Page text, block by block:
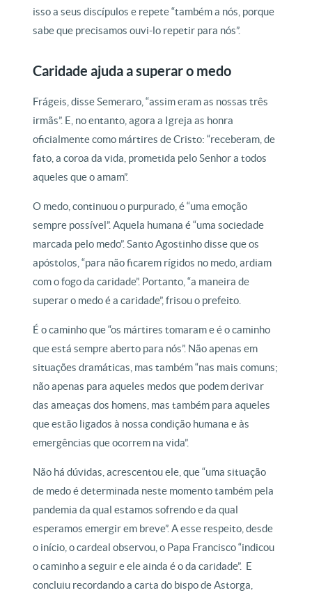
isso a seus discípulos e repete “também a nós, porque
sabe que precisamos ouvi-lo repetir para nós”.
Caridade ajuda a superar o medo
Frágeis, disse Semeraro, “assim eram as nossas três
irmãs”. E, no entanto, agora a Igreja as honra
oficialmente como mártires de Cristo: “receberam, de
fato, a coroa da vida, prometida pelo Senhor a todos
aqueles que o amam”.
O medo, continuou o purpurado, é “uma emoção
sempre possível”. Aquela humana é “uma sociedade
marcada pelo medo”. Santo Agostinho disse que os
apóstolos, “para não ficarem rígidos no medo, ardiam
com o fogo da caridade”. Portanto, “a maneira de
superar o medo é a caridade”, frisou o prefeito.
É o caminho que “os mártires tomaram e é o caminho
que está sempre aberto para nós”. Não apenas em
situações dramáticas, mas também “nas mais comuns;
não apenas para aqueles medos que podem derivar
das ameaças dos homens, mas também para aqueles
que estão ligados à nossa condição humana e às
emergências que ocorrem na vida”.
Não há dúvidas, acrescentou ele, que “uma situação
de medo é determinada neste momento também pela
pandemia da qual estamos sofrendo e da qual
esperamos emergir em breve”. A esse respeito, desde
o início, o cardeal observou, o Papa Francisco “indicou
o caminho a seguir e ele ainda é o da caridade”. E
concluiu recordando a carta do bispo de Astorga,